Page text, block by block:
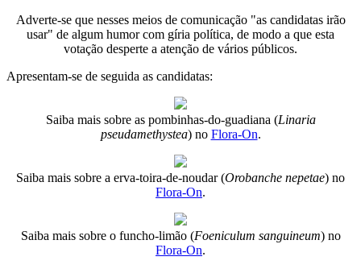
Adverte-se que nesses meios de comunicação "as candidatas irão
usar" de algum humor com gíria política, de modo a que esta
votação desperte a atenção de vários públicos.
Apresentam-se de seguida as candidatas:
Saiba mais sobre as pombinhas-do-guadiana (Linaria
pseudamethystea) no Flora-On.
Saiba mais sobre a erva-toira-de-noudar (Orobanche nepetae) no
Flora-On.
Saiba mais sobre o funcho-limão (Foeniculum sanguineum) no
Flora-On.